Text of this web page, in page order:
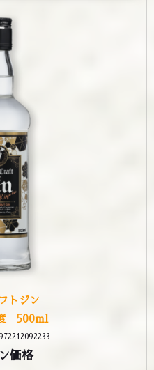
トジン
500ml
価格